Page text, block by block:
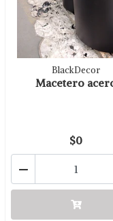
BlackDecor
Macetero
$0
-